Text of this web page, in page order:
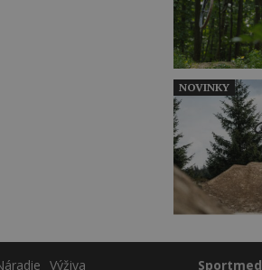
NOVINKY
Výživa